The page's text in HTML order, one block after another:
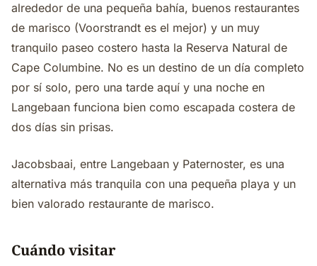
alrededor de una pequeña bahía, buenos restaurantes
de marisco (Voorstrandt es el mejor) y un muy
tranquilo paseo costero hasta la Reserva Natural de
Cape Columbine. No es un destino de un día completo
por sí solo, pero una tarde aquí y una noche en
Langebaan funciona bien como escapada costera de
dos días sin prisas.
Jacobsbaai, entre Langebaan y Paternoster, es una
alternativa más tranquila con una pequeña playa y un
bien valorado restaurante de marisco.
Cuándo visitar